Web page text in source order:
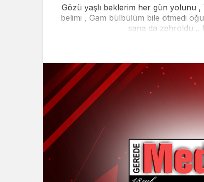
Gözü yaşlı beklerim her gün yolunu ,
belimi , Gam bülbülüm bile ötmedi
sana da zehroldu ..